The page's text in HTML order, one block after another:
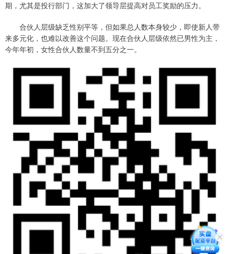
期，尤其是投行部门，这加大了领导层提高对员工奖励的压力。
合伙人层级缺乏性别平等，但如果总人数本身较少，即使新人带
来多元化，也难以改善这个问题。现在合伙人层级依然已男性为主，
今年年初，女性合伙人数量不到五分之一。